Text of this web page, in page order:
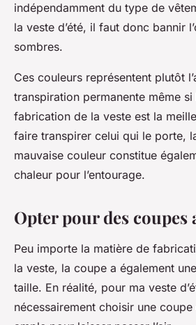
indépendamment du type de
la veste d’été, il faut donc bannir
sombres.
Ces couleurs représentent plutôt
transpiration permanente même
fabrication de la veste est la
faire transpirer celui qui le porte,
mauvaise couleur constitue
chaleur pour l’entourage.
Opter pour des coupes
Peu importe la matière de
la veste, la coupe a également
taille. En réalité, pour ma veste
nécessairement choisir une